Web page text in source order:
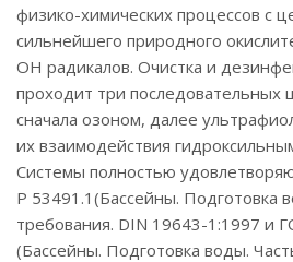
физико-химических процессов с
сильнейшего природного
ОН радикалов. Очистка и
проходит три последовательных
сначала озоном, далее
их взаимодействия
Системы полностью
Р 53491.1(Бассейны. Подготовка
требования. DIN 19643-1:1997 и
(Бассейны. Подготовка воды.